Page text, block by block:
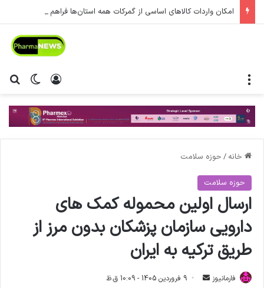
امکان واردات کالاهای اساسی از گمرکات همه استان‌ها فراهم شد.
تغییر ورود
خانه / حوزه سلامت
حوزه سلامت
ارسال اولین محموله کمک های
دارویی سازمان پزشکان بدون مرز از
طریق ترکیه به ایران
فارمانیوز
9 فروردین 1405 - 10:09 ق.ظ